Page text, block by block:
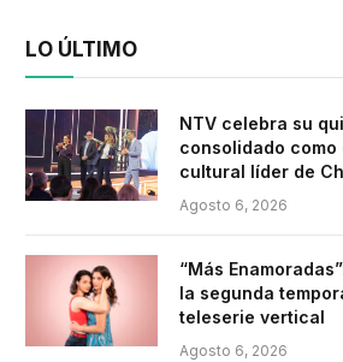
LO ÚLTIMO
NTV celebra su
consolidado
cultural líder de
Agosto 6, 2026
“Más
la segunda
teleserie vertical
Agosto 6, 2026